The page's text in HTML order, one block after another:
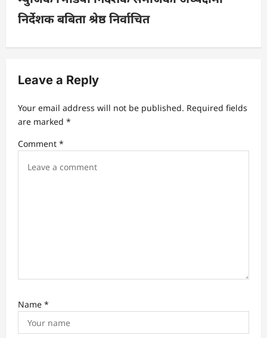
n
v
i
g
निर्देशक बबिता श्रेष्ठ निर्वाचित
Leave a Reply
Your email address will not be published. Required fields
are marked *
Comment *
Name *